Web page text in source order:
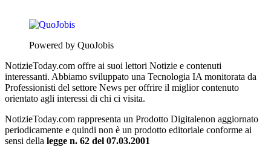
Powered by QuoJobis
NotizieToday.com offre ai suoi lettori Notizie e contenuti
interessanti. Abbiamo sviluppato una Tecnologia IA monitorata da
Professionisti del settore News per offrire il miglior contenuto
orientato agli interessi di chi ci visita.
NotizieToday.com rappresenta un Prodotto Digitalenon aggiornato
periodicamente e quindi non è un prodotto editoriale conforme ai
sensi della legge n. 62 del 07.03.2001